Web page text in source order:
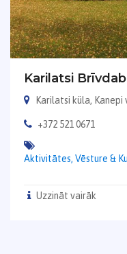
Karilatsi
Karilatsi küla,
+372 521 0671
Aktivitātes, Vēsture &
Uzzināt vairāk